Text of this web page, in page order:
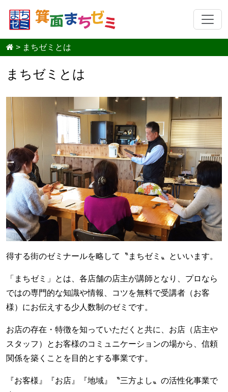
> まちゼミとは
まちゼミとは
得する街のゼミナールを略して〝まちゼミ〟といいます。
「まちゼミ」とは、各店舗の店主が講師となり、プロなら
ではの専門的な知識や情報、コツを無料で受講者（お客
様）にお伝えする少人数制のゼミです。
お店の存在・特徴を知っていただくと共に、お店（店主や
スタッフ）とお客様のコミュニケーションの場から、信頼
関係を築くことを目的とする事業です。
『お客様』『お店』『地域』〝三方よし〟の活性化事業で